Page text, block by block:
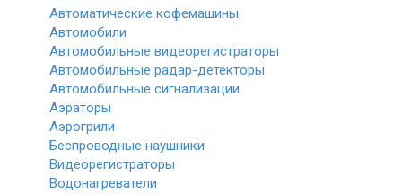
Автоматические кофемашины
Автомобили
Автомобильные видеорегистраторы
Автомобильные радар-детекторы
Автомобильные сигнализации
Аэраторы
Аэрогрили
Беспроводные наушники
Видеорегистраторы
Водонагреватели